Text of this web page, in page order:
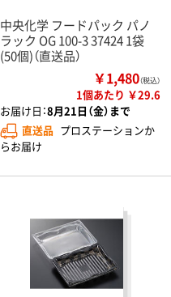
中央化学 フードパック パノ
ラック OG 100-3 37424 1袋
(50個)（直送品）
￥1,480（税込）
1個あたり ￥29.6
お届け日：8月21日（金）まで
直送品 プロステーションか
らお届け